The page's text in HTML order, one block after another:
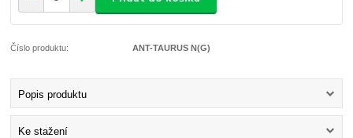
Číslo produktu: ANT-TAURUS N(G)
Popis produktu
Ke stažení